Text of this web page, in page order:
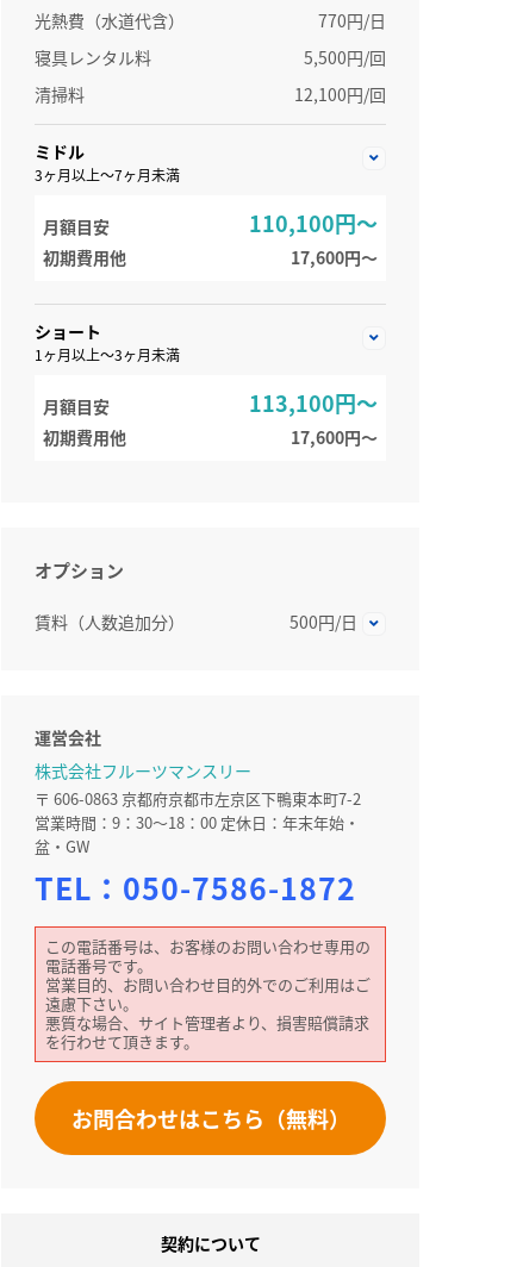
光熱費（水道代含）
770円/日
寝具レンタル料
5,500円/回
清掃料
12,100円/回
ミドル
3ヶ月以上～7ヶ月未満
月額目安 110,100円～
初期費用他 17,600円〜
ショート
1ヶ月以上～3ヶ月未満
月額目安 113,100円～
初期費用他 17,600円〜
オプション
賃料（人数追加分） 500円/日
運営会社
株式会社フルーツマンスリー
〒 606-0863 京都府京都市左京区下鴨東本町7-2
営業時間：9：30～18：00 定休日：年末年始・
盆・GW
TEL： 050-7586-1872
この電話番号は、お客様のお問い合わせ専用の
電話番号です。
営業目的、お問い合わせ目的外でのご利用はご
遠慮下さい。
悪質な場合、サイト管理者より、損害賠償請求
を行わせて頂きます。
お問合わせはこちら（無料）
契約について